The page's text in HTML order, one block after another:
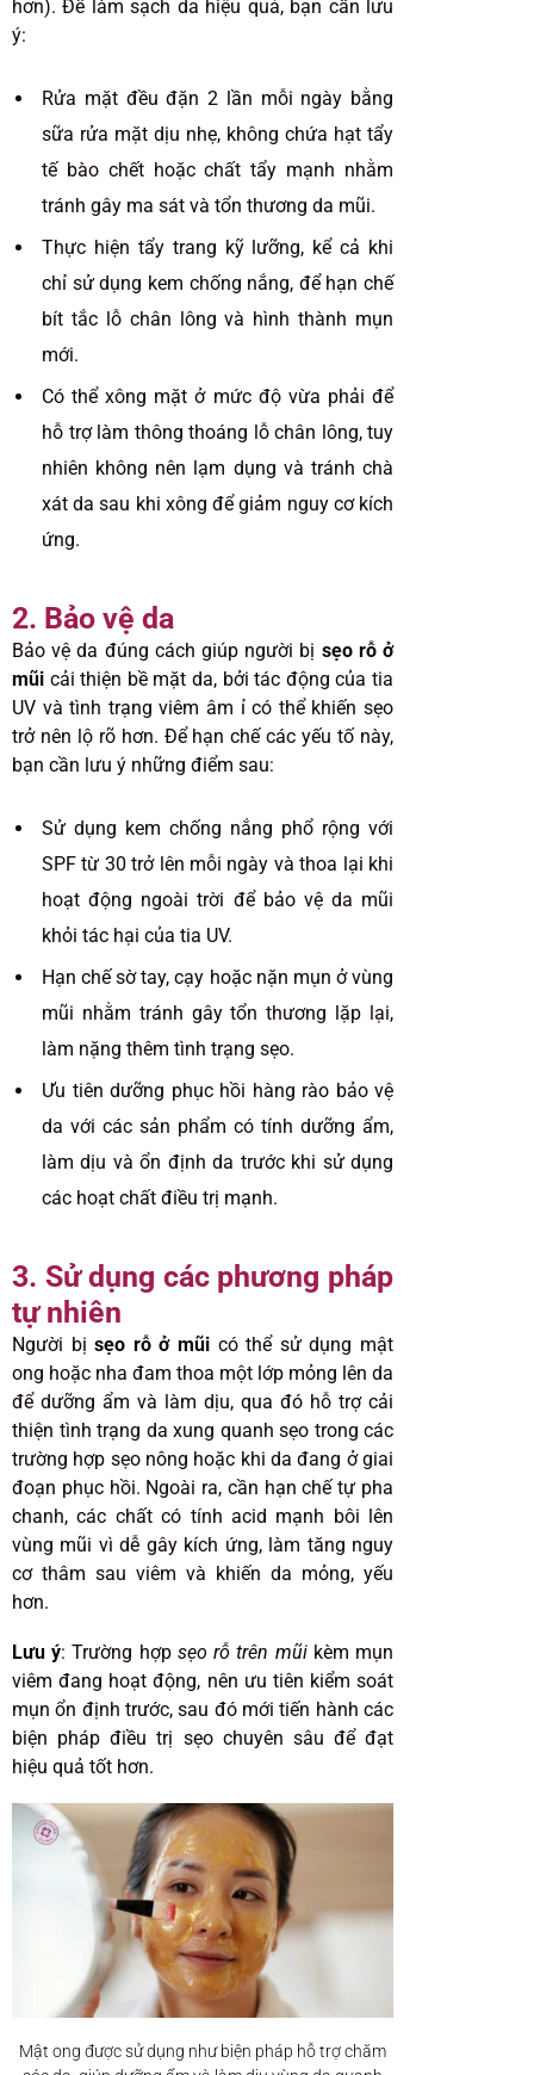
hơn). Để làm sạch da hiệu quả, bạn cần lưu
ý:
Rửa mặt đều đặn 2 lần mỗi ngày bằng
sữa rửa mặt dịu nhẹ, không chứa hạt tẩy
tế bào chết hoặc chất tẩy mạnh nhằm
tránh gây ma sát và tổn thương da mũi.
Thực hiện tẩy trang kỹ lưỡng, kể cả khi
chỉ sử dụng kem chống nắng, để hạn chế
bít tắc lỗ chân lông và hình thành mụn
mới.
Có thể xông mặt ở mức độ vừa phải để
hỗ trợ làm thông thoáng lỗ chân lông, tuy
nhiên không nên lạm dụng và tránh chà
xát da sau khi xông để giảm nguy cơ kích
ứng.
2. Bảo vệ da
Bảo vệ da đúng cách giúp người bị sẹo rỗ ở
mũi cải thiện bề mặt da, bởi tác động của tia
UV và tình trạng viêm âm ỉ có thể khiến sẹo
trở nên lộ rõ hơn. Để hạn chế các yếu tố này,
bạn cần lưu ý những điểm sau:
Sử dụng kem chống nắng phổ rộng với
SPF từ 30 trở lên mỗi ngày và thoa lại khi
hoạt động ngoài trời để bảo vệ da mũi
khỏi tác hại của tia UV.
Hạn chế sờ tay, cạy hoặc nặn mụn ở vùng
mũi nhằm tránh gây tổn thương lặp lại,
làm nặng thêm tình trạng sẹo.
Ưu tiên dưỡng phục hồi hàng rào bảo vệ
da với các sản phẩm có tính dưỡng ẩm,
làm dịu và ổn định da trước khi sử dụng
các hoạt chất điều trị mạnh.
3. Sử dụng các phương pháp
tự nhiên
Người bịsẹo rỗ ở mũi có thể sử dụng mật
ong hoặc nha đam thoa một lớp mỏng lên da
để dưỡng ẩm và làm dịu, qua đó hỗ trợ cải
thiện tình trạng da xung quanh sẹo trong các
trường hợp sẹo nông hoặc khi da đang ở giai
đoạn phục hồi. Ngoài ra, cần hạn chế tự pha
chanh, các chất có tính acid mạnh bôi lên
vùng mũi vì dễ gây kích ứng, làm tăng nguy
cơ thâm sau viêm và khiến da mỏng, yếu
hơn.
Lưu ý: Trường hợp sẹo rỗ trên mũikèm mụn
viêm đang hoạt động, nên ưu tiên kiểm soát
mụn ổn định trước, sau đó mới tiến hành các
biện pháp điều trị sẹo chuyên sâu để đạt
hiệu quả tốt hơn.
Mật ong được sử dụng như biện pháp hỗ trợ chăm